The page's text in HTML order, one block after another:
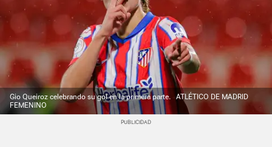
Gio Queiroz celebrando su gol en la primera parte.
ATLÉTICO DE MADRID
FEMENINO